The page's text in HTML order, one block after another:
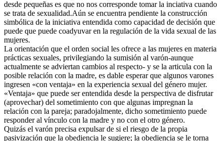
desde pequeñas es que no nos corresponde tomar la inciativa cuando
se trata de sexualidad.Aún se encuentra pendiente la construcción
simbólica de la iniciativa entendida como capacidad de decisión que
puede que puede coadyuvar en la regulación de la vida sexual de las
mujeres.
La orientación que el orden social les ofrece a las mujeres en materia
prácticas sexuales, privilegiando la sumisión al varón-aunque
actualmente se adviertan cambios al respecto- y se la articula con la
posible relación con la madre, es dable esperar que algunos varones
ingresen «con ventaja» en la experiencia sexual del género mujer.
«Ventaja» que puede ser entendida desde la perspectiva de disfrutar
(aprovechar) del sometimiento con que algunas impregnan la
relación con la pareja; paradojalmente, dicho sometimiento puede
responder al vínculo con la madre y no con el otro género.
Quizás el varón precisa expulsar de si el riesgo de la propia
pasivización que la obediencia le sugiere; la obediencia se le torna